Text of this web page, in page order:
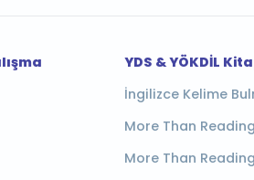
YDS & YÖKDİL
İngilizce Kelime
More Than
More Than